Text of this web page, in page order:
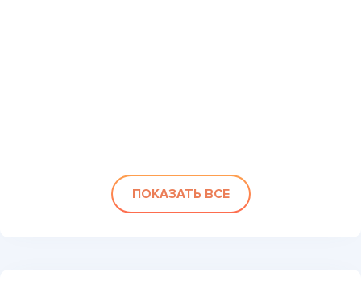
ПОКАЗАТЬ ВСЕ